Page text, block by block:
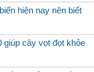
hiện nay nên biết
giúp cây vọt đọt khỏe